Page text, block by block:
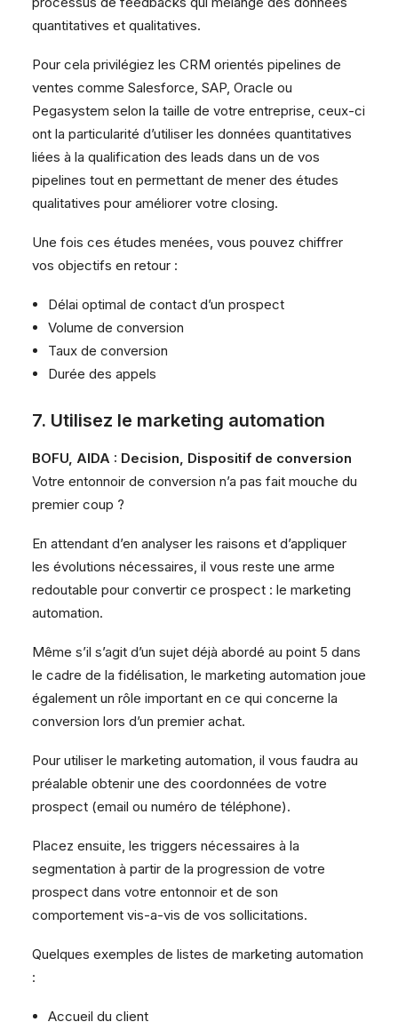
quantitatives et qualitatives.
Pour cela privilégiez les CRM orientés pipelines de
ventes comme Salesforce, SAP, Oracle ou
Pegasystem selon la taille de votre entreprise, ceux-ci
ont la particularité d’utiliser les données quantitatives
liées à la qualification des leads dans un de vos
pipelines tout en permettant de mener des études
qualitatives pour améliorer votre closing.
Une fois ces études menées, vous pouvez chiffrer
vos objectifs en retour :
Délai optimal de contact d’un prospect
Volume de conversion
Taux de conversion
Durée des appels
7. Utilisez le marketing automation
BOFU, AIDA : Decision, Dispositif de conversion
Votre entonnoir de conversion n’a pas fait mouche du
premier coup ?
En attendant d’en analyser les raisons et d’appliquer
les évolutions nécessaires, il vous reste une arme
redoutable pour convertir ce prospect : le marketing
automation.
Même s’il s’agit d’un sujet déjà abordé au point 5 dans
le cadre de la fidélisation, le marketing automation joue
également un rôle important en ce qui concerne la
conversion lors d’un premier achat.
Pour utiliser le marketing automation, il vous faudra au
préalable obtenir une des coordonnées de votre
prospect (email ou numéro de téléphone).
Placez ensuite, les triggers nécessaires à la
segmentation à partir de la progression de votre
prospect dans votre entonnoir et de son
comportement vis-a-vis de vos sollicitations.
Quelques exemples de listes de marketing automation
:
Accueil du client